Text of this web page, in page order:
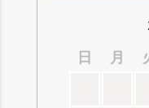
日
月